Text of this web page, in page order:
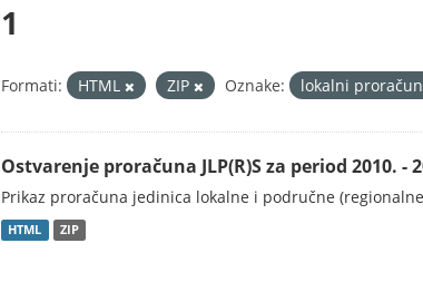
1
Formati: HTML ZIP Oznake: lokalni proračun
Ostvarenje proračuna JLP(R)S za period 2010. -
Prikaz proračuna jedinica lokalne i područne
HTML ZIP